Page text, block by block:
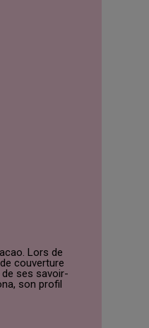
Lors de
couverture
ses savoir-
son profil